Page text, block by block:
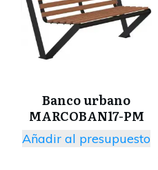
Banco urbano
MARCOBAN17-PM
Añadir al presupuesto